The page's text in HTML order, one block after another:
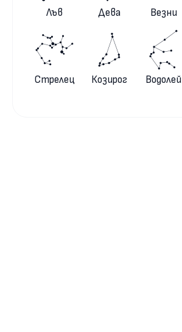
Лъв Дева Везни
Стрелец Козирог Водолей